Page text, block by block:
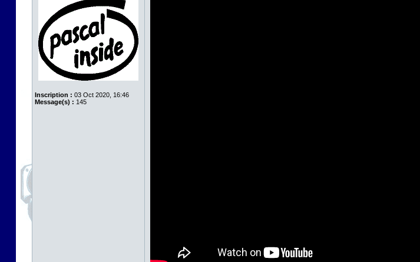
Inscription : 03 Oct 2020, 16:46
Message(s) : 145